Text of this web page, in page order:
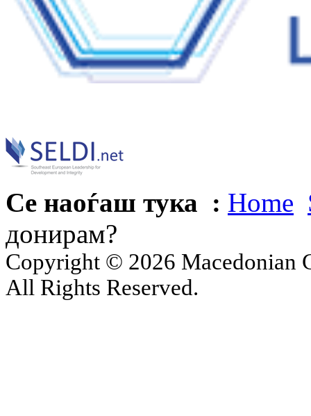
Се наоѓаш тука : Home
донирам?
Copyright © 2026 Macedonian
All Rights Reserved.